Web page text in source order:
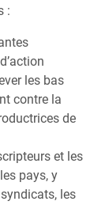
:
les bas
contre la
de
et les
pays, y
les